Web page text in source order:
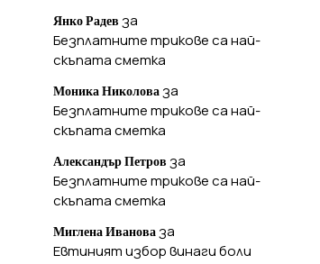
Янко Радев за
Безплатните трикове са най-
скъпата сметка
Моника Николоваза
Безплатните трикове са най-
скъпата сметка
Александър Петров за
Безплатните трикове са най-
скъпата сметка
Миглена Ивановаза
Евтиният избор винаги боли